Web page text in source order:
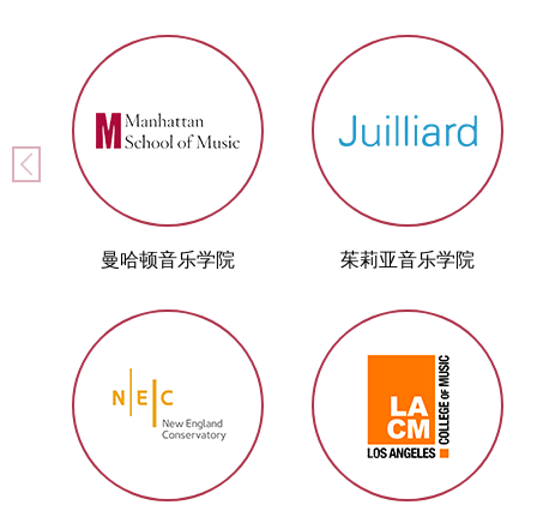
曼哈顿音乐学院 茱莉亚音乐学院